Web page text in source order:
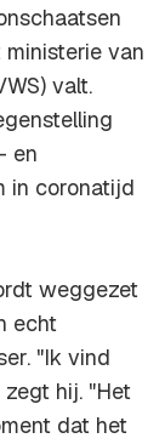
van
valt.
en
in coronatijd
weggezet
echt
"Ik vind
hij. "Het
dat het